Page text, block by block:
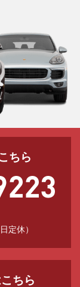
ちら
定休）
ちら